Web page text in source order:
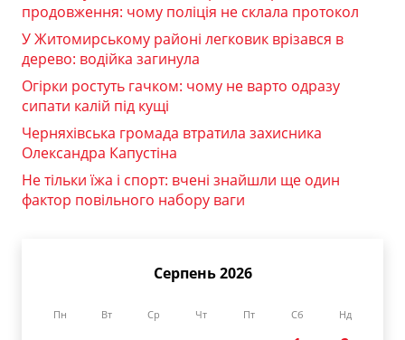
продовження: чому поліція не склала протокол
У Житомирському районі легковик врізався в
дерево: водійка загинула
Огірки ростуть гачком: чому не варто одразу
сипати калій під кущі
Черняхівська громада втратила захисника
Олександра Капустіна
Не тільки їжа і спорт: вчені знайшли ще один
фактор повільного набору ваги
Серпень 2026
Пн Вт Ср Чт Пт Сб Нд